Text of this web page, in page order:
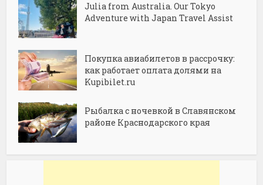
Julia from Australia. Our Tokyo
Adventure with Japan Travel Assist
Покупка авиабилетов в рассрочку:
как работает оплата долями на
Kupibilet.ru
Рыбалка с ночевкой в Славянском
районе Краснодарского края